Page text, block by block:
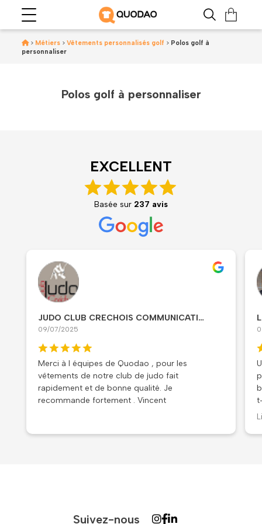
Polos golf à personnaliser
> Métiers > Vêtements personnalisés golf > Polos golf à
personnaliser
EXCELLENT
Basée sur 237 avis
JUDO CLUB CRECHOIS COMMUNICATION
09/07/2025
Merci à l équipes de Quodao , pour les
vêtements de notre club de judo fait
rapidement et de bonne qualité. Je
recommande fortement . Vincent
Suivez-nous